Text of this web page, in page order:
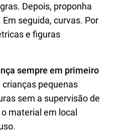
Depois, proponha
seguida, curvas. Por
e figuras
sempre em primeiro
crianças pequenas
sem a supervisão de
material em local